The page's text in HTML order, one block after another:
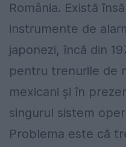
România. Există
instrumente de
japonezi, încă din
pentru trenurile de
mexicani şi în
singurul sistem
Problema este că